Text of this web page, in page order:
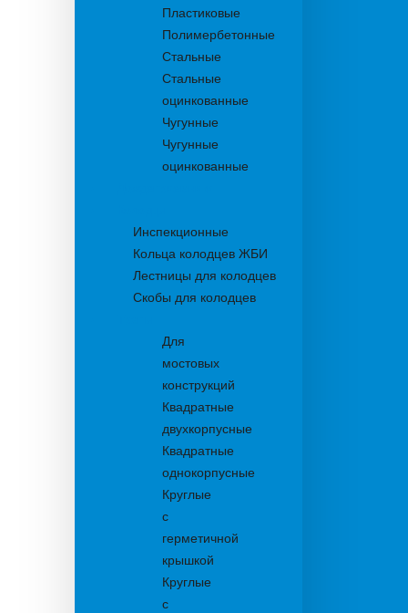
Пластиковые
Полимербетонные
Стальные
Стальные
оцинкованные
Чугунные
Чугунные
оцинкованные
Инспекционные
Кольца колодцев ЖБИ
Лестницы для колодцев
Скобы для колодцев
Для
мостовых
конструкций
Квадратные
двухкорпусные
Квадратные
однокорпусные
Круглые
с
герметичной
крышкой
Круглые
с